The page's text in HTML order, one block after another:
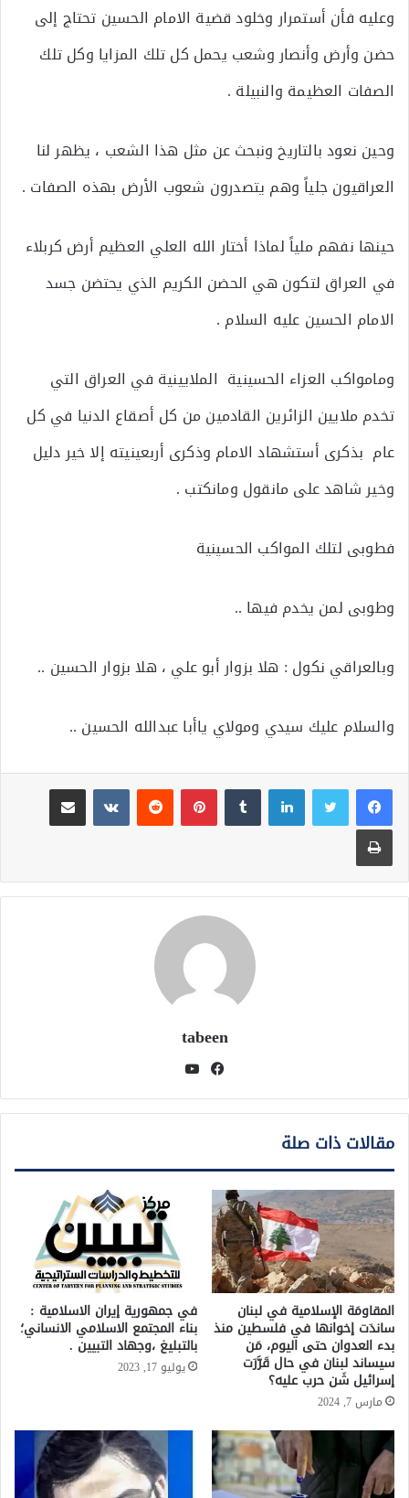
وعليه فأن أستمرار وخلود قضية الامام الحسين تحتاج إلى
حضن وأرض وأنصار وشعب يحمل كل تلك المزايا وكل تلك
الصفات العظيمة والنبيلة .
وحين نعود بالتاريخ ونبحث عن مثل هذا الشعب ، يظهر لنا
العراقيون جلياً وهم يتصدرون شعوب الأرض بهذه الصفات .
حينها نفهم ملياً لماذا أختار الله العلي العظيم أرض كربلاء
في العراق لتكون هي الحضن الكريم الذي يحتضن جسد
الامام الحسين عليه السلام .
ومامواكب العزاء الحسينية الملايينية في العراق التي
تخدم ملايين الزائرين القادمين من كل أصقاع الدنيا في كل
عام بذكرى أستشهاد الامام وذكرى أربعينيته إلا خير دليل
وخير شاهد على مانقول ومانكتب .
فطوبى لتلك المواكب الحسينية
وطوبى لمن يخدم فيها ..
وبالعراقي نكول : هلا بزوار أبو علي ، هلا بزوار الحسين ..
والسلام عليك سيدي ومولاي ياأبا عبدالله الحسين ..
لينكدإن بينتيريست
مشاركة عبر البريد
طباعة
tabeen
فيسبوك
مقالات ذات صلة
المقاومَة الإسلامية في لبنان
ساندَت إخوانها في فلسطين منذ
بدء العدوان حتى اليوم، مَن
سيساند لبنان في حال قَرَّرَت
إسرائيل شَن حرب عليه؟
مارس 7, 2024
في جمهورية إيران الاسلامية :
بناء المجتمع الاسلامي الانساني؛
بالتبليغ ،وجهاد التبيين .
يوليو 17, 2023